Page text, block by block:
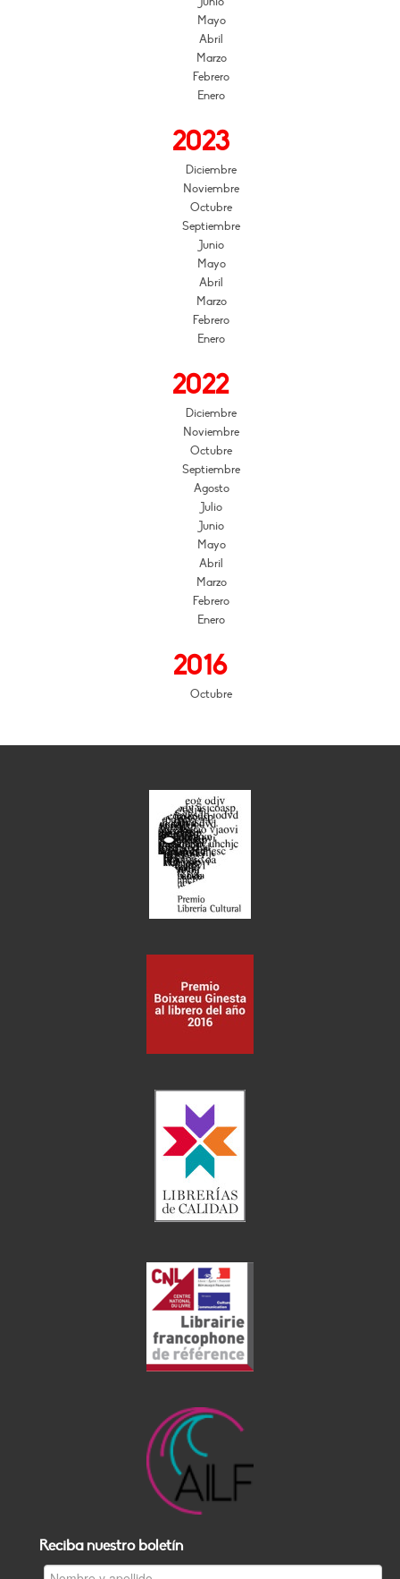
Mayo
Abril
Marzo
Febrero
Enero
2023
Diciembre
Noviembre
Octubre
Septiembre
Junio
Mayo
Abril
Marzo
Febrero
Enero
2022
Diciembre
Noviembre
Octubre
Septiembre
Agosto
Julio
Junio
Mayo
Abril
Marzo
Febrero
Enero
2016
Octubre
Reciba nuestro boletín